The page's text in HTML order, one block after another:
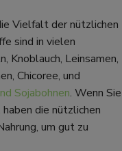
Vielfalt der nützlichen
sind in vielen
Knoblauch, Leinsamen,
Chicoree, und
Sojabohnen. Wenn Sie
die nützlichen
um gut zu